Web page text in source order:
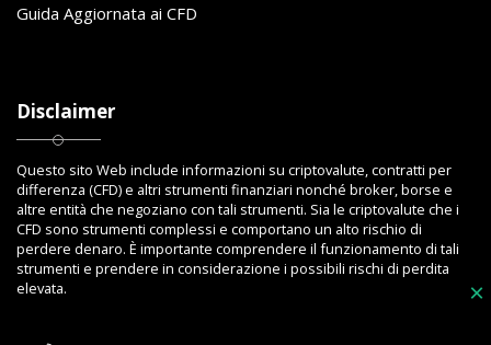
×
Guida Aggiornata ai CFD
Disclaimer
Questo sito Web include informazioni su criptovalute, contratti per
differenza (CFD) e altri strumenti finanziari nonché broker, borse e
altre entità che negoziano con tali strumenti. Sia le criptovalute che i
CFD sono strumenti complessi e comportano un alto rischio di
perdere denaro. È importante comprendere il funzionamento di tali
strumenti e prendere in considerazione i possibili rischi di perdita
elevata.